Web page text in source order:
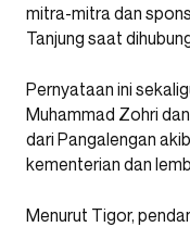
mitra-mitra dan
Tanjung saat
Pernyataan ini
Muhammad Zohri
dari Pangalengan
kementerian dan
Menurut Tigor,